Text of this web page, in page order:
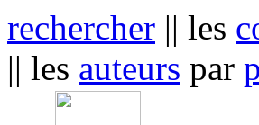
rechercher || les
|| les auteurs par